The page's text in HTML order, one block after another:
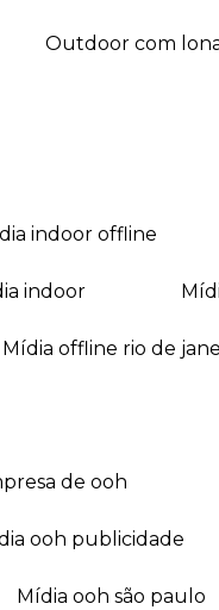
outdoor com
indoor offline
indoor
mídia offline rio de
de ooh
ooh publicidade
mídia ooh são paulo